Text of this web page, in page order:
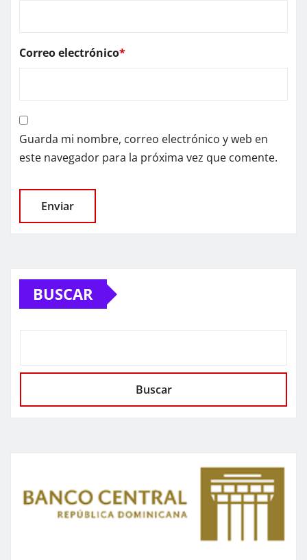
Correo electrónico*
Guarda mi nombre, correo electrónico y web en
este navegador para la próxima vez que comente.
BUSCAR
Buscar